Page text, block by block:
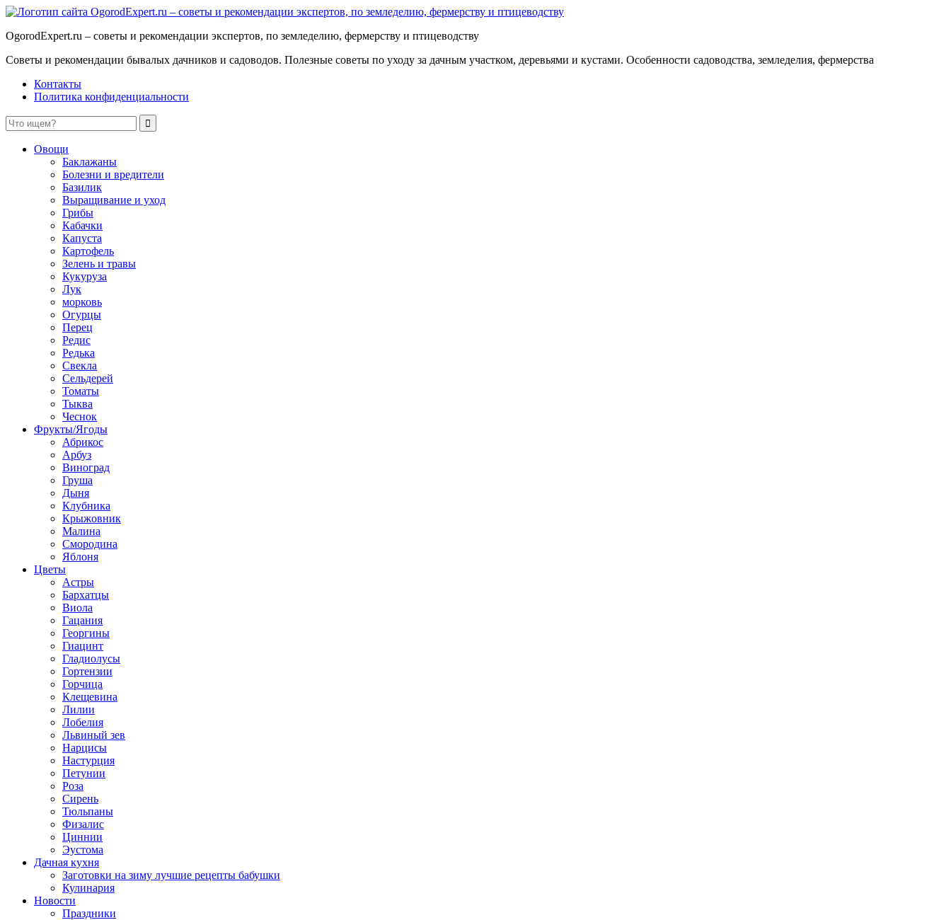
OgorodExpert.ru – cоветы и рекомендации экспертов, по земледелию, фермерству и птицеводству
Советы и рекомендации бывалых дачников и садоводов. Полезные советы по уходу за дачным участком, деревьями и кустами. Особенности садоводства, земледелия, фермерства
Контакты
Политика конфиденциальности
Овощи
Баклажаны
Болезни и вредители
Базилик
Выращивание и уход
Грибы
Кабачки
Капуста
Картофель
Зелень и травы
Кукуруза
Лук
морковь
Огурцы
Перец
Редис
Редька
Свекла
Сельдерей
Томаты
Тыква
Чеснок
Фрукты/Ягоды
Абрикос
Арбуз
Виноград
Груша
Дыня
Клубника
Крыжовник
Малина
Смородина
Яблоня
Цветы
Астры
Бархатцы
Виола
Гацания
Георгины
Гиацинт
Гладиолусы
Гортензии
Горчица
Клещевина
Лилии
Лобелия
Львиный зев
Нарцисы
Настурция
Петунии
Роза
Сирень
Тюльпаны
Физалис
Циннии
Эустома
Дачная кухня
Заготовки на зиму лучшие рецепты бабушки
Кулинария
Новости
Праздники